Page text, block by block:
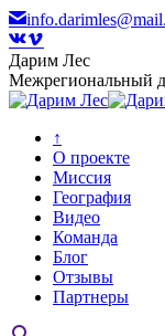
Перейти
к
содержанию
Вконтакте
page
opens
in
window
page
opens
in
window
Дарим Лес
Межрегиональный
↑
О проекте
Миссия
География
Видео
Команда
Блог
Отзывы
Партнеры